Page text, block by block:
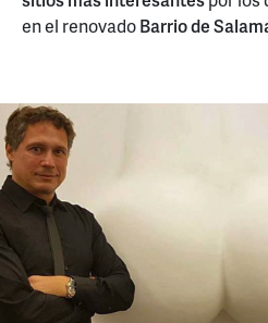
en el renovadoBarrio de